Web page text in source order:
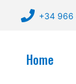
+34 966
Home